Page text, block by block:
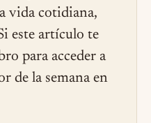
vida cotidiana,
este artículo te
para acceder a
de la semana en